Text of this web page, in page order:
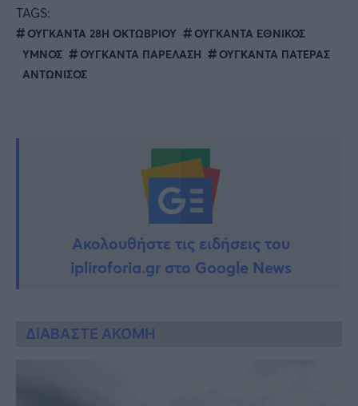
TAGS:
ΟΥΓΚΑΝΤΑ 28Η ΟΚΤΩΒΡΙΟΥ
ΟΥΓΚΑΝΤΑ ΕΘΝΙΚΟΣ
ΥΜΝΟΣ
ΟΥΓΚΑΝΤΑ ΠΑΡΕΛΑΣΗ
ΟΥΓΚΑΝΤΑ ΠΑΤΕΡΑΣ
ΑΝΤΩΝΙΣΟΣ
Ακολουθήστε τις ειδήσεις του
ipliroforia.gr στο Google News
ΔΙΑΒΑΣΤΕ ΑΚΟΜΗ